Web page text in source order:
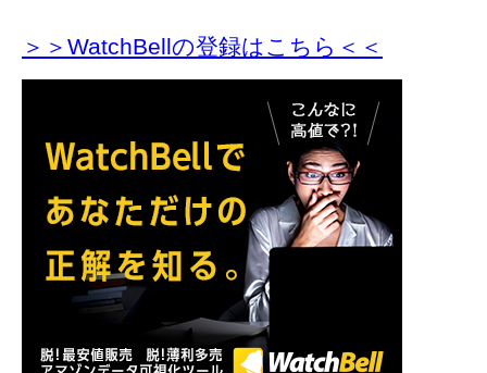
＞＞WatchBellの登録はこちら＜＜